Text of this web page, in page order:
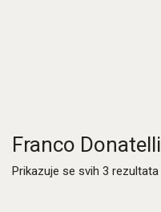
Franco Donatelli
Prikazuje se svih 3 rezultata